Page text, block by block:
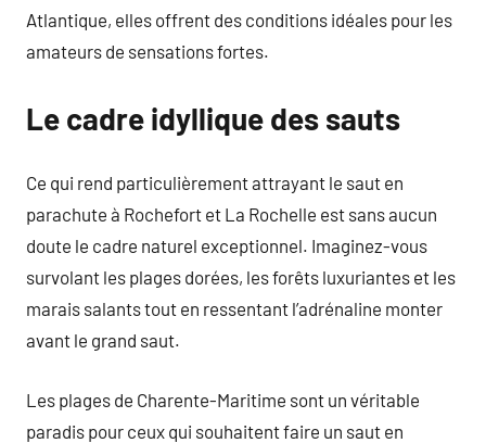
Atlantique, elles offrent des conditions idéales pour les
amateurs de sensations fortes.
Le cadre idyllique des sauts
Ce qui rend particulièrement attrayant le saut en
parachute à Rochefort et La Rochelle est sans aucun
doute le cadre naturel exceptionnel. Imaginez-vous
survolant les plages dorées, les forêts luxuriantes et les
marais salants tout en ressentant l’adrénaline monter
avant le grand saut.
Les plages de Charente-Maritime sont un véritable
paradis pour ceux qui souhaitent faire un saut en